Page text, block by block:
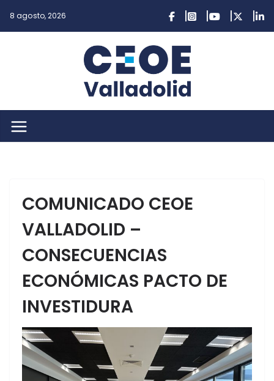
8 agosto, 2026
COMUNICADO CEOE
VALLADOLID –
CONSECUENCIAS
ECONÓMICAS PACTO DE
INVESTIDURA